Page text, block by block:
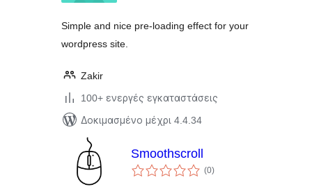
Simple and nice pre-loading effect for your
wordpress site.
Zakir
100+ ενεργές εγκαταστάσεις
Δοκιμασμένο μέχρι 4.4.34
Smoothscroll
(0αξιολογήσεις
σύνολο
)